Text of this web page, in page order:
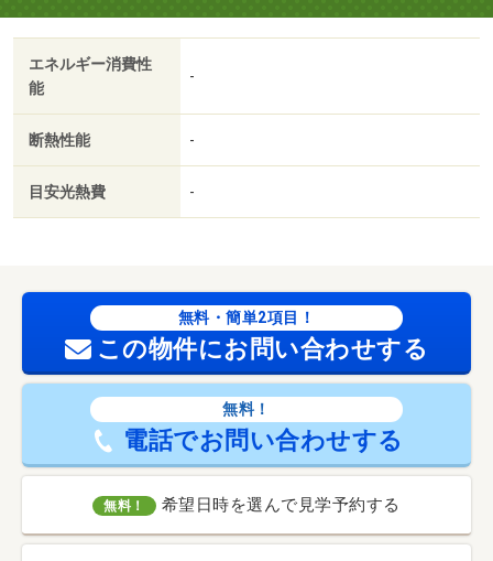
エネルギー消費性
能
-
断熱性能 -
目安光熱費 -
無料・簡単2項目！
この物件にお問い合わせする
無料！
電話でお問い合わせする
無料！ 希望日時を選んで見学予約する